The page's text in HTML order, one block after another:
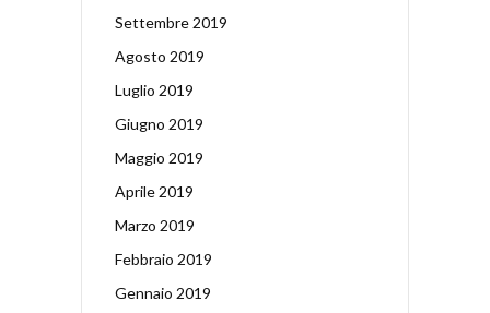
Settembre 2019
Agosto 2019
Luglio 2019
Giugno 2019
Maggio 2019
Aprile 2019
Marzo 2019
Febbraio 2019
Gennaio 2019